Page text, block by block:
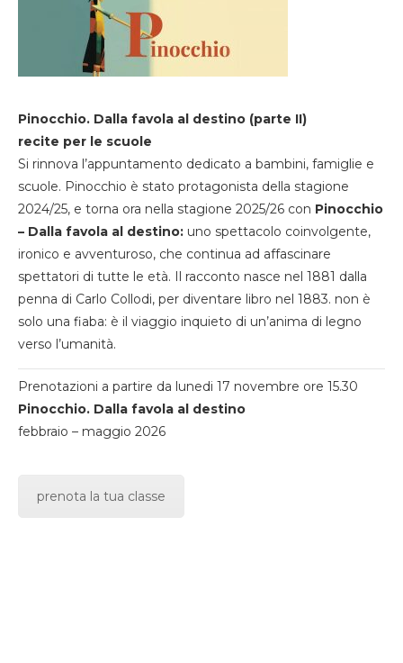
Pinocchio. Dalla favola al destino (parte II)
recite per le scuole
Si rinnova l’appuntamento dedicato a bambini, famiglie e
scuole. Pinocchio è stato protagonista della stagione
2024/25, e torna ora nella stagione 2025/26 con Pinocchio
– Dalla favola al destino: uno spettacolo coinvolgente,
ironico e avventuroso, che continua ad affascinare
spettatori di tutte le età. Il racconto nasce nel 1881 dalla
penna di Carlo Collodi, per diventare libro nel 1883. non è
solo una fiaba: è il viaggio inquieto di un’anima di legno
verso l’umanità.
Prenotazioni a partire da lunedi 17 novembre ore 15.30
Pinocchio. Dalla favola al destino
febbraio – maggio 2026
prenota la tua classe